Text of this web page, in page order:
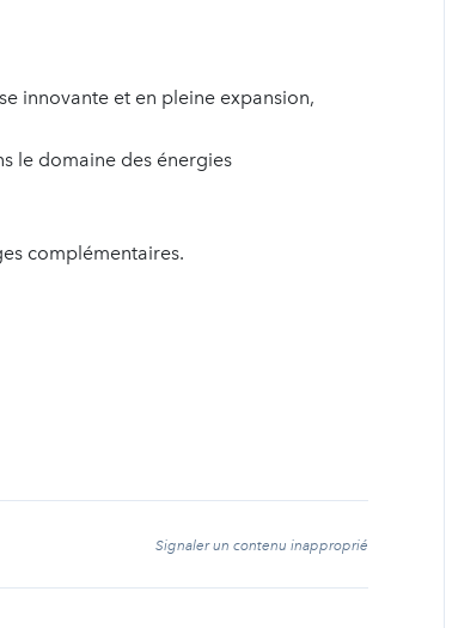
innovante et en pleine expansion,
le domaine des énergies
complémentaires.
Signaler un contenu inapproprié